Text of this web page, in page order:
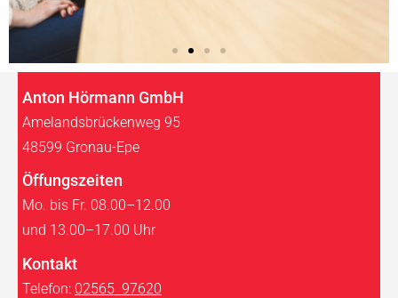
Anton Hörmann GmbH
Amelandsbrückenweg 95
48599 Gronau-Epe
Öffungszeiten
Mo. bis Fr. 08.00–12.00
und 13.00–17.00 Uhr
Kontakt
Telefon: 02565 97620